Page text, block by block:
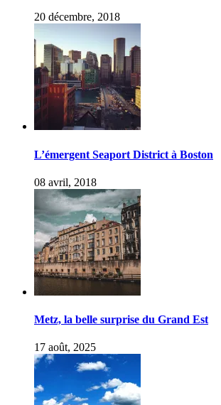
20 décembre, 2018
L’émergent Seaport District à Boston
08 avril, 2018
Metz, la belle surprise du Grand Est
17 août, 2025